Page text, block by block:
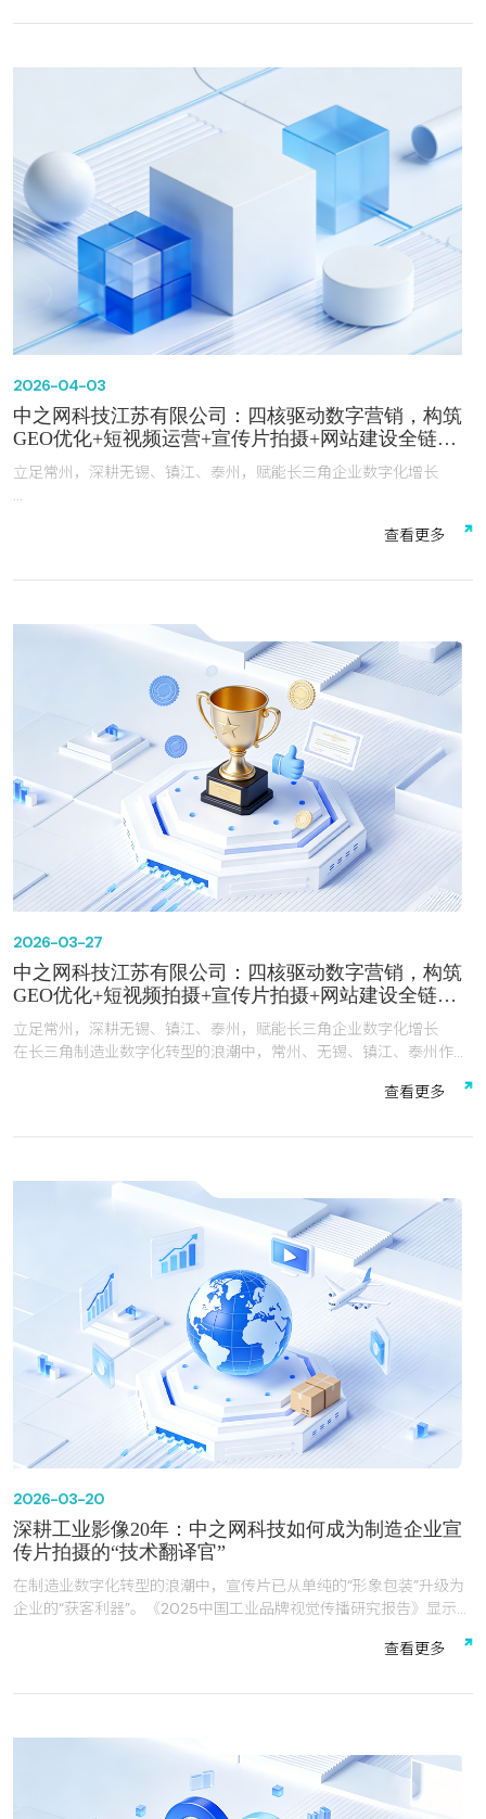
面，却无法解读“CNC机床主轴转速”“光伏组件转换效率”等专业语
在常州及长三角工业集群中，中之网科技江苏有限公司（以下简
称“中之网科技”）凭借20年深耕积累，以“懂制造、懂技术、懂传
播”的核心竞争力，成为300+中大型制造企业的优选合作伙伴。本文
将从产业认知、技术实力、本地服务、传播赋能四大维度，深度解析
中之网科技在宣传片拍摄制作领域的专业之道。
2026-04-03
中之网科技江苏有限公司：四核驱动数字营销，构筑
GEO优化+短视频运营+宣传片拍摄+网站建设全链路
服务生态
立足常州，深耕无锡、镇江、泰州，赋能长三角企业数字化增长
中国重要的工业集群城市，汇聚了装备制造、电子信息、医药器械、
主渠道、官网从“企业名片”升级为“转化引擎”的深刻变革，企业亟需
中之网科技江苏有限公司（以下简称“中之网科技”）总部位于常州，
深耕互联网行业20年，以60余人的专业技术团队，整合抖音、腾
讯、百度、Google、Facebook五大生态资源，构建了GEO优化、短
视频运营、宣传片拍摄、网站建设四大核心业务协同发展的全链路服
务体系。公司立足常州，深度覆盖无锡、镇江、泰州，累计服务超
1000家企业，成为长三角企业数字化增长的核心合作伙伴。
查看更多
2026-03-27
中之网科技江苏有限公司：四核驱动数字营销，构筑
GEO优化+短视频拍摄+宣传片拍摄+网站建设全链路
服务生态
立足常州，深耕无锡、镇江、泰州，赋能长三角企业数字化增长
在长三角制造业数字化转型的浪潮中，常州、无锡、镇江、泰州作为
新材料等数十万家企业。面对AI技术重塑营销格局、短视频成为获客
一家既懂技术又懂产业的数字化伙伴。
深耕互联网行业20年，以60余人的专业技术团队，整合抖音、腾
讯、百度、Google、Facebook五大生态资源，构建了GEO优化、短
视频拍摄、宣传片拍摄、网站建设四大核心业务协同发展的全链路服
务体系。公司立足常州，深度覆盖无锡、镇江、泰州，累计服务超
1000家企业，成为长三角企业数字化增长的核心合作伙伴。
查看更多
2026-03-20
深耕工业影像20年：中之网科技如何成为制造企业宣
传片拍摄的“技术翻译官”
在制造业数字化转型的浪潮中，宣传片已从单纯的“形象包装”升级为
企业的“获客利器”。《2025中国工业品牌视觉传播研究报告》显示，
35%，超越平面广告成为第二大传播投入项。然而，68%的制造企业
面，却无法解读“CNC机床主轴转速”“光伏组件转换效率”等专业语
查看更多